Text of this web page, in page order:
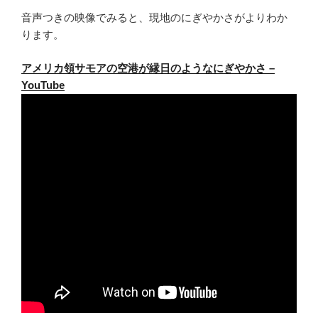
音声つきの映像でみると、現地のにぎやかさがよりわか
ります。
アメリカ領サモアの空港が縁日のようなにぎやかさ –
YouTube